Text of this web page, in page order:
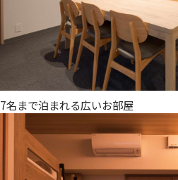
7名まで泊まれる広いお部屋